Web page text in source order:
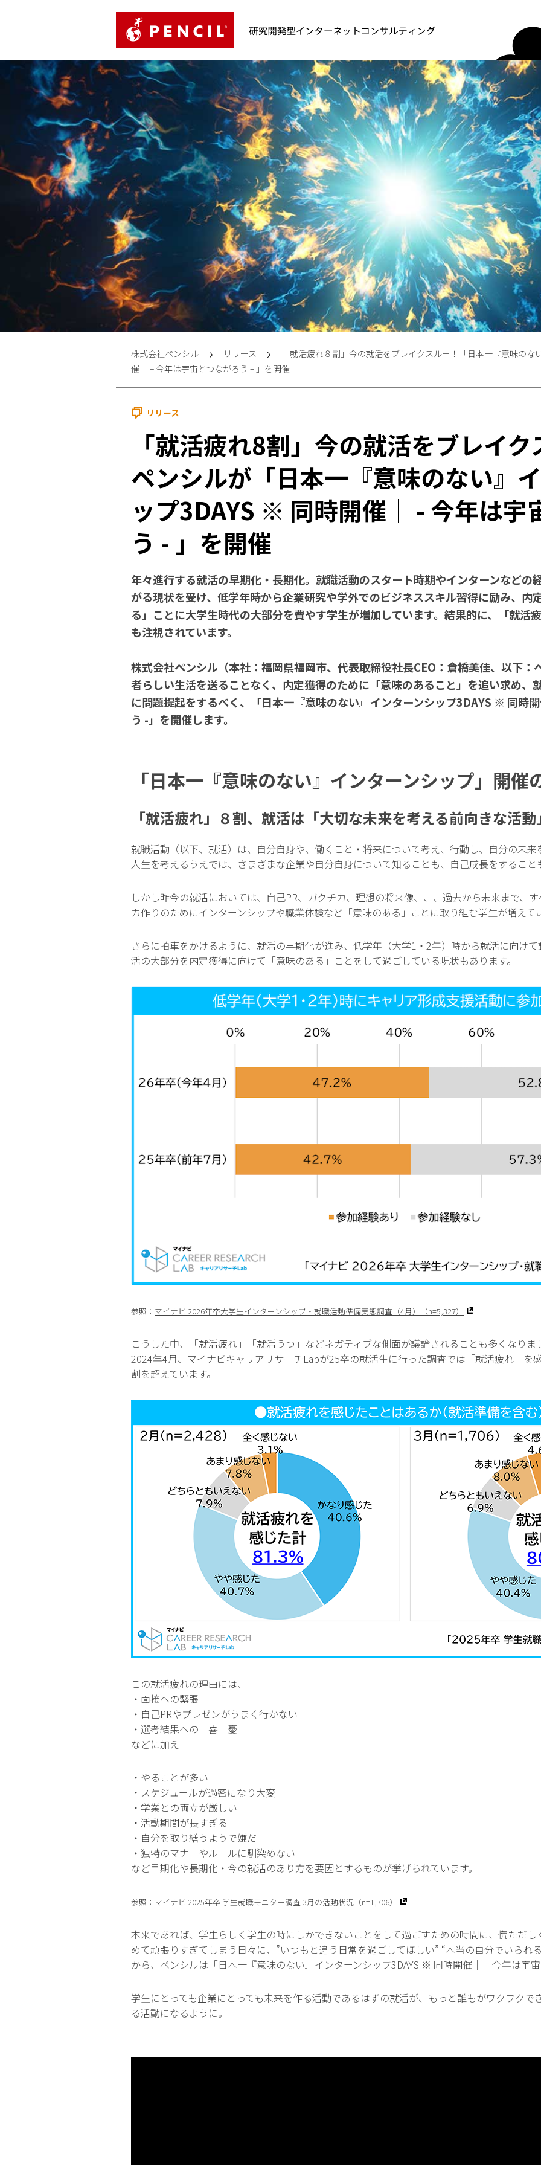
株式会社ペンシル リリース
「就活疲れ８割」今の就活をブレイクスルー！「日本一『意味の
催｜ – 今年は宇宙とつながろう – 」を開催
リリース
「就活疲れ8割」今の就活をブレイ
ペンシルが「日本一『意味のない』
ップ3DAYS ※ 同時開催｜ - 今年は宇
う - 」を開催
年々進行する就活の早期化・長期化。就職活動のスタート時期やインターンなどの
がる現状を受け、低学年時から企業研究や学外でのビジネススキル習得に励み、内
る」ことに大学生時代の大部分を費やす学生が増加しています。結果的に、「就活
も注視されています。
株式会社ペンシル（本社：福岡県福岡市、代表取締役社長CEO：倉橋美佳、以下：
者らしい生活を送ることなく、内定獲得のために「意味のあること」を追い求め、
に問題提起をするべく、「日本一『意味のない』インターンシップ3DAYS ※ 同時
う -」を開催します。
「日本一『意味のない』インターンシップ」開催
「就活疲れ」８割、就活は「大切な未来を考える前向きな活
就職活動（以下、就活）は、自分自身や、働くこと・将来について考え、行動し、自分の未
人生を考えるうえでは、さまざまな企業や自分自身について知ることも、自己成長をすること
しかし昨今の就活においては、自己PR、ガクチカ、理想の将来像、、、過去から未来まで、
カ作りのためにインターンシップや職業体験など「意味のある」ことに取り組む学生が増えて
さらに拍車をかけるように、就活の早期化が進み、低学年（大学1・2年）時から就活に向け
活の大部分を内定獲得に向けて「意味のある」ことをして過ごしている現状もあります。
参照： マイナビ 2026年卒大学生インターンシップ・就職活動準備実態調査（4月）（n=5,327）
こうした中、「就活疲れ」「就活うつ」などネガティブな側面が議論されることも多くなりま
2024年4月、マイナビキャリアリサーチLabが25卒の就活生に行った調査では「就活疲れ」を
割を超えています。
この就活疲れの理由には、
・面接への緊張
・自己PRやプレゼンがうまく行かない
・選考結果への一喜一憂
などに加え
・やることが多い
・スケジュールが過密になり大変
・学業との両立が厳しい
・活動期間が長すぎる
・自分を取り繕うようで嫌だ
・独特のマナーやルールに馴染めない
など早期化や長期化・今の就活のあり方を要因とするものが挙げられています。
参照： マイナビ 2025年卒 学生就職モニター調査 3月の活動状況（n=1,706）
本来であれば、学生らしく学生の時にしかできないことをして過ごすための時間に、慌ただ
めて頑張りすぎてしまう日々に、”いつもと違う日常を過ごしてほしい” “本当の自分でいられ
から、ペンシルは「日本一『意味のない』インターンシップ3DAYS ※ 同時開催｜ – 今年は宇
学生にとっても企業にとっても未来を作る活動であるはずの就活が、もっと誰もがワクワクで
る活動になるように。